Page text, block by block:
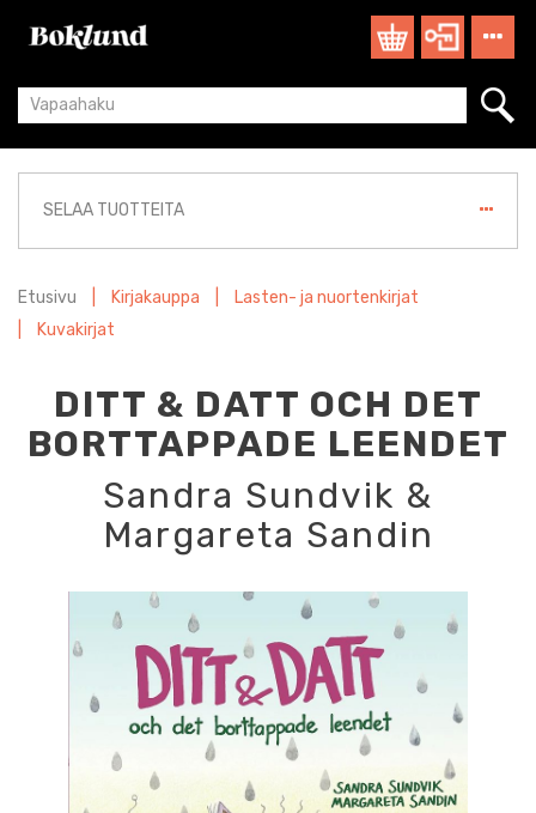
SELAA TUOTTEITA
Etusivu Kirjakauppa
Lasten- ja nuortenkirjat
Kuvakirjat
DITT & DATT OCH DET
BORTTAPPADE LEENDET
Sandra Sundvik &
Margareta Sandin